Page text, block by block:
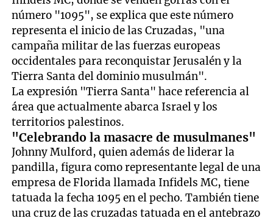
número "1095", se explica que este número
representa el inicio de las Cruzadas, "una
campaña militar de las fuerzas europeas
occidentales para reconquistar Jerusalén y la
Tierra Santa del dominio musulmán".
La expresión "Tierra Santa" hace referencia al
área que actualmente abarca Israel y los
territorios palestinos.
"Celebrando la masacre de musulmanes"
Johnny Mulford, quien además de liderar la
pandilla, figura como representante legal de una
empresa de Florida llamada Infidels MC, tiene
tatuada la fecha 1095 en el pecho. También tiene
una cruz de las cruzadas tatuada en el antebrazo